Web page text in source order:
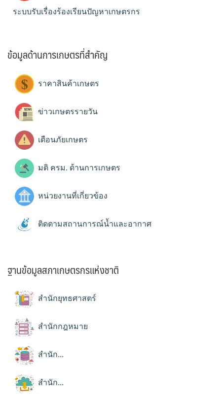
ระบบรับเรื่องร้องเรียนปัญหาเกษตรกร
ข้อมูลด้านการเกษตรที่สำคัญ
ราคาสินค้าเกษตร
ข่าวเกษตรรายวัน
เตือนภัยเกษตร
มติ ครม. ด้านการเกษตร
หน่วยงานที่เกี่ยวข้อง
ติดตามสถานการณ์น้ำและอากาศ
ฐานข้อมูลสภาเกษตรกรแห่งชาติ
สำนักยุทธศาสตร์
สำนักกฎหมาย
สำนัก...
สำนัก...